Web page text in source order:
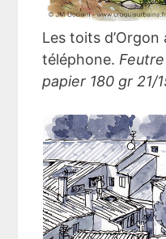
Les toits
téléphone.
papier 180 gr 21/